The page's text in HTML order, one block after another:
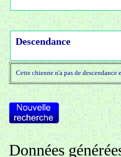
Descendance
Cette chienne n'a pas de descendance
Données